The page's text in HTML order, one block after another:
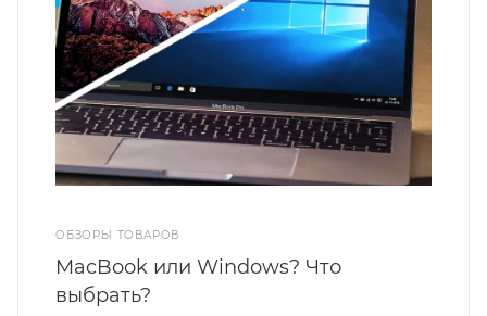
ОБЗОРЫ ТОВАРОВ
MacBook или Windows? Что
выбрать?